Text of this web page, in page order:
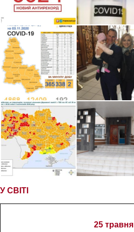
У СВІТІ
25 травня